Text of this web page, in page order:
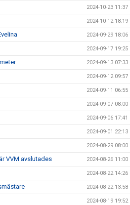
2024-10-23 11:37
2024-10-12 18:19
2024-09-29 18:06
2024-09-17 19:25
2024-09-13 07:33
2024-09-12 09:57
2024-09-11 06:55
2024-09-07 08:00
2024-09-06 17:41
2024-09-01 22:13
2024-08-29 08:00
VVM avslutades 2024-08-26 11:00
2024-08-22 14:26
2024-08-22 13:58
2024-08-19 19:52